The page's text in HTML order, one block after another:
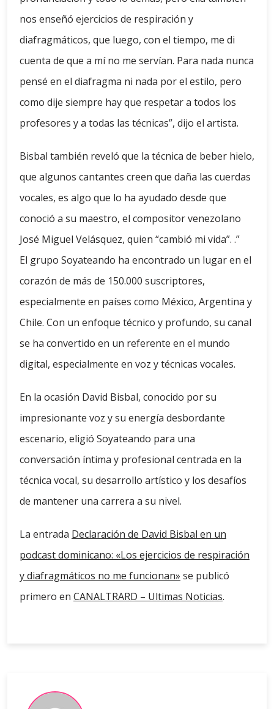
nos enseñó ejercicios de respiración y
diafragmáticos, que luego, con el tiempo, me di
cuenta de que a mí no me servían. Para nada nunca
pensé en el diafragma ni nada por el estilo, pero
como dije siempre hay que respetar a todos los
profesores y a todas las técnicas”, dijo el artista.
Bisbal también reveló que la técnica de beber hielo,
que algunos cantantes creen que daña las cuerdas
vocales, es algo que lo ha ayudado desde que
conoció a su maestro, el compositor venezolano
José Miguel Velásquez, quien “cambió mi vida”. .”
El grupo Soyateando ha encontrado un lugar en el
corazón de más de 150.000 suscriptores,
especialmente en países como México, Argentina y
Chile. Con un enfoque técnico y profundo, su canal
se ha convertido en un referente en el mundo
digital, especialmente en voz y técnicas vocales.
En la ocasión David Bisbal, conocido por su
impresionante voz y su energía desbordante
escenario, eligió Soyateando para una
conversación íntima y profesional centrada en la
técnica vocal, su desarrollo artístico y los desafíos
de mantener una carrera a su nivel.
La entrada Declaración de David Bisbal en un
podcast dominicano: «Los ejercicios de respiración
y diafragmáticos no me funcionan» se publicó
primero en CANALTRARD – Ultimas Noticias.